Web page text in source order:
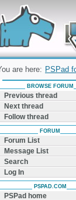
can help you
a solution with
are here: PSPad
BROWSE FORUM
Previous thread
Next thread
Follow thread
FORUM
Forum List
Message List
Search
Log In
PSPAD.COM
PSPad home